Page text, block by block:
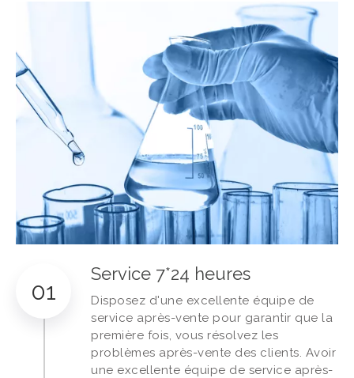
01
Service 7*24 heures
Disposez d'une excellente équipe de
service après-vente pour garantir que la
première fois, vous résolvez les
problèmes après-vente des clients. Avoir
une excellente équipe de service après-